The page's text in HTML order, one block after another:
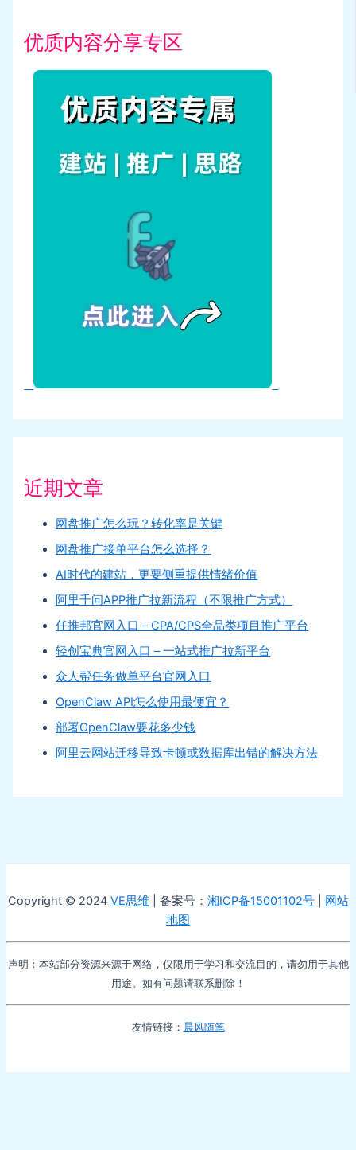
优质内容分享专区
近期文章
网盘推广怎么玩？转化率是关键
网盘推广接单平台怎么选择？
AI时代的建站，更要侧重提供情绪价值
阿里千问APP推广拉新流程（不限推广方式）
任推邦官网入口 – CPA/CPS全品类项目推广平台
轻创宝典官网入口 – 一站式推广拉新平台
众人帮任务做单平台官网入口
OpenClaw API怎么使用最便宜？
部署OpenClaw要花多少钱
阿里云网站迁移导致卡顿或数据库出错的解决方法
Copyright © 2024 VE思维 | 备案号： 湘ICP备15001102号| 网站
地图
声明：本站部分资源来源于网络，仅限用于学习和交流目的，请勿用于其他
用途。如有问题请联系删除！
友情链接： 晨风随笔